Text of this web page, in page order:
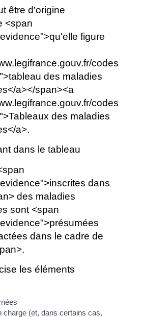
être d'origine
<span
figure
codes/id/
des maladies
a></span><a
codes/id/
des maladies
a>.
dans le tableau
dans
des maladies
sont <span
dans le cadre de
les éléments
charge (et, dans certains cas,